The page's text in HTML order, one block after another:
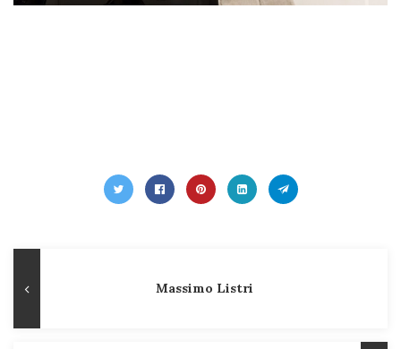
de
Post
Publicação
Massimo Listri